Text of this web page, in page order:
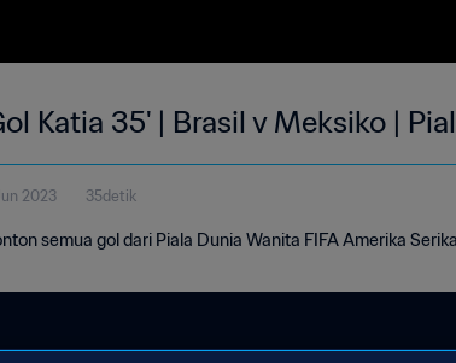
Katia 35' | Brasil v Meksiko |
2023 35detik
semua gol dari Piala Dunia Wanita FIFA Amerika